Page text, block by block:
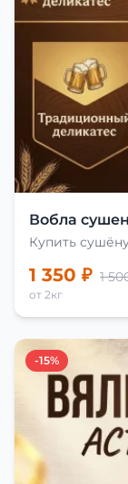
Вобла
Купить
1 350 ₽ 1
от 2кг
-15%